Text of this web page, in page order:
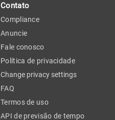
Contato
Compliance
Anuncie
Fale conosco
Política de privacidade
Change privacy settings
FAQ
Termos de uso
API de previsão de tempo